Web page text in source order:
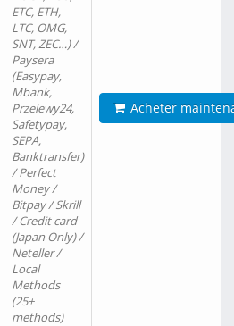
ETC, ETH,
LTC, OMG,
SNT, ZEC…) /
Paysera
(Easypay,
Mbank,
Przelewy24,
Safetypay,
SEPA,
Banktransfer)
/ Perfect
Money /
Bitpay / Skrill
/ Credit card
(Japan Only) /
Neteller /
Local
Methods
(25+
methods)
Acheter